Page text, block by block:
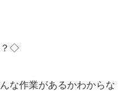
？◇
な作業があるかわからな